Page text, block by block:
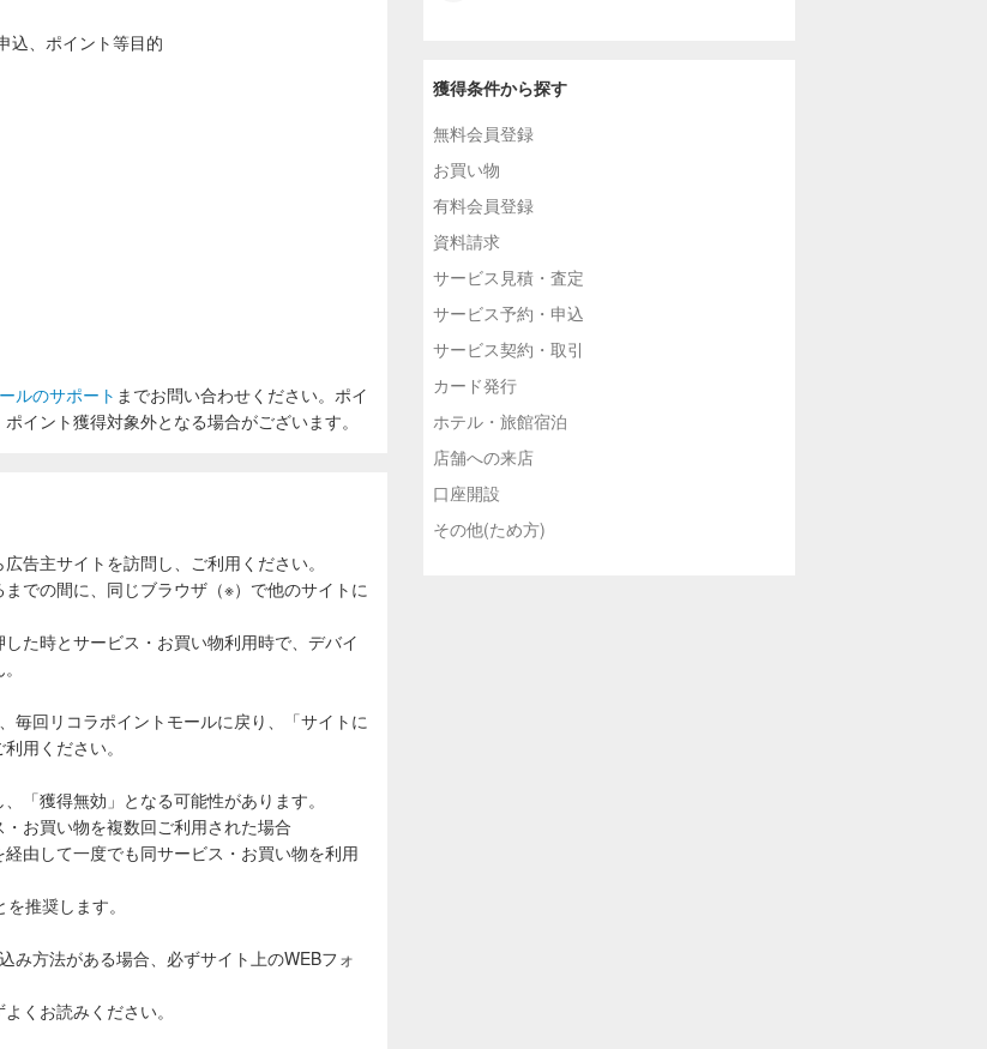
込、ポイント等目的
ルのサポート までお問い合わせください。ポイ
イント獲得対象外となる場合がございます。
告主サイトを訪問し、ご利用ください。
での間に、同じブラウザ（※）で他のサイトに
た時とサービス・お買い物利用時で、デバイ
毎回リコラポイントモールに戻り、「サイトに
用ください。
「獲得無効」となる可能性があります。
お買い物を複数回ご利用された場合
由して一度でも同サービス・お買い物を利用
推奨します。
み方法がある場合、必ずサイト上のWEBフォ
くお読みください。
獲得条件から探す
無料会員登録
お買い物
有料会員登録
資料請求
サービス見積・査定
サービス予約・申込
サービス契約・取引
カード発行
ホテル・旅館宿泊
店舗への来店
口座開設
その他(ため方)